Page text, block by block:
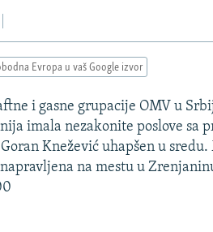
Evropa u vaš Google izvor
i gasne grupacije OMV u
imala nezakonite poslove sa
Knežević uhapšen u
na mestu u